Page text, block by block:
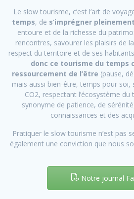
Le slow tourisme, c’est l’art de
temps, de s’imprégner
entoure et de la richesse du
rencontres, savourer les plaisirs de
respect du territoire et de ses
donc ce tourisme du temps
ressourcement de l’être (pause,
mais aussi bien-être, temps pour
CO2, respectant l’écosystème du
synonyme de patience, de
connaissances et des
Pratiquer le slow tourisme n’est pas
également une conviction que nous
Notre journal